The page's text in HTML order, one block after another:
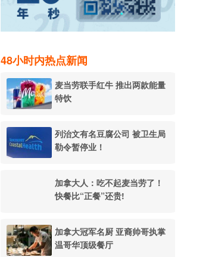
48小时内热点新闻
麦当劳联手红牛 推出两款能量
特饮
列治文有名豆腐公司 被卫生局
勒令暂停业！
加拿大人：吃不起麦当劳了！
快餐比“正餐”还贵!
加拿大冠军名厨 亚裔帅哥执掌
温哥华顶级餐厅